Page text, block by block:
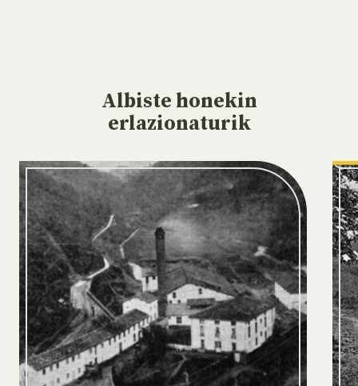
Albiste honekin
erlazionaturik